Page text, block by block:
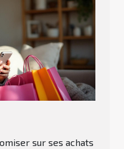
sur ses achats